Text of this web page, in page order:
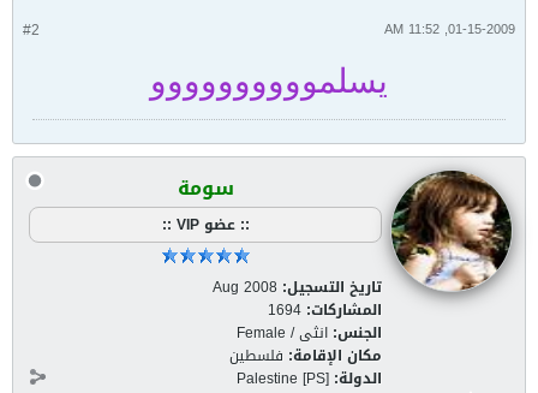
#2 01-15-2009, 11:52 AM
يسلموووووووووو
سومة
:: عضو VIP ::
تاريخ التسجيل: Aug 2008
المشاركات: 1694
الجنس: انثى / Female
مكان الإقامة: فلسطين
الدولة: Palestine [PS]